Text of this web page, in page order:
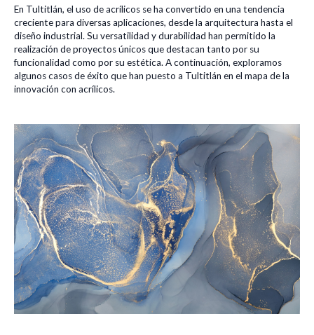
En Tultitlán, el uso de acrílicos se ha convertido en una tendencia
creciente para diversas aplicaciones, desde la arquitectura hasta el
diseño industrial. Su versatilidad y durabilidad han permitido la
realización de proyectos únicos que destacan tanto por su
funcionalidad como por su estética. A continuación, exploramos
algunos casos de éxito que han puesto a Tultitlán en el mapa de la
innovación con acrílicos.